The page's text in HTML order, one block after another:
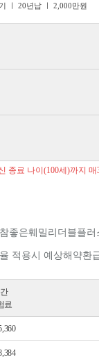
ㅣ 20년납 ㅣ 2,000만원
종료 나이(100세)까지
좋은훼밀리더블플
적용시 예상해약환
료